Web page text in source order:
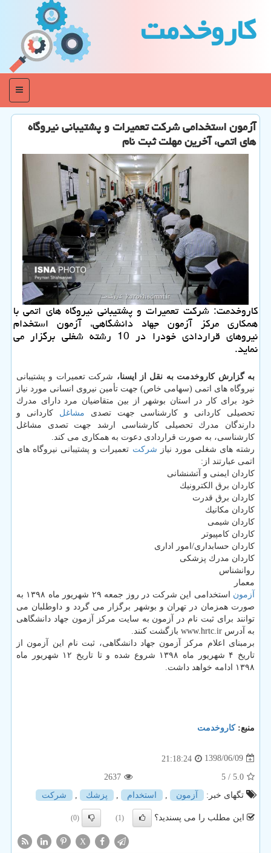
كاروخدمت
منو
آزمون استخدامی شركت تعمیرات و پشتیبانی نیروگاه
های اتمی، آخرین مهلت ثبت نام
كاروخدمت: شركت تعمیرات و پشتیبانی نیروگاه های اتمی با
همكاری مركز آزمون جهاد دانشگاهی، آزمون استخدام
نیروهای قراردادی خودرا در 10 رشته شغلی برگزار می
نماید.
به گزارش كاروخدمت به نقل از ایسنا، شركت تعمیرات و پشتیبانی
نیروگاه های اتمی (سهامی خاص) جهت تأمین نیروی انسانی مورد نیاز
خود برای كار در استان بوشهر از بین متقاضیان مرد دارای مدرك
تحصیلی كاردانی و كارشناسی جهت تصدی مشاغل كاردانی و
دارندگان مدرك تحصیلی كارشناسی ارشد جهت تصدی مشاغل
كارشناسی، به صورت قراردادی دعوت به همكاری می كند.
رشته های شغلی مورد نیاز شركت تعمیرات و پشتیبانی نیروگاه های
اتمی عبارتند از:
كاردان ایمنی و آتشنشانی
كاردان برق الكترونیك
كاردان برق قدرت
كاردان مكانیك
كاردان شیمی
كاردان كامپیوتر
كاردان حسابداری/امور اداری
كاردان مدرك پزشكی
روانشناس
معمار
آزمون
استخدامی این شركت در روز جمعه ۲۹ شهریور ماه ۱۳۹۸ به
صورت همزمان در تهران و بوشهر برگزار می گردد و داوطلبان می
توانند برای ثبت نام در آزمون به سایت مركز آزمون جهاد دانشگاهی
به آدرس www.hrtc.ir بازگشت كنند.
برمبنای اعلام مركز آزمون جهاد دانشگاهی، ثبت نام این آزمون از
تاریخ ۴ شهریور ماه ۱۳۹۸ شروع شده و تا تاریخ ۱۲ شهریور ماه
۱۳۹۸ ادامه خواهد داشت.
منبع:كاروخدمت
1398/06/09
21:18:24
5.0
/ 5
2637
تگهای خبر:
آزمون , استخدام , پزشك , شركت
این مطلب را می پسندید؟ (1)
(0)
X